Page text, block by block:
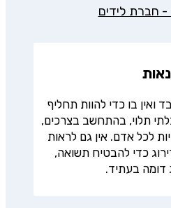
- חברת לידים
נאות
ואין בו כדי להוות תחליף
תלוי, בהתחשב בצרכים,
לכל אדם. אין גם לראות
כדי להבטיח תשואה,
דומה בעתיד.